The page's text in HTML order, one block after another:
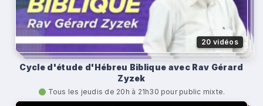
20 vidéos
Cycle d'étude d'Hébreu Biblique avec Rav Gérard
Zyzek
Tous les jeudis de 20h à 21h30 pour public mixte.